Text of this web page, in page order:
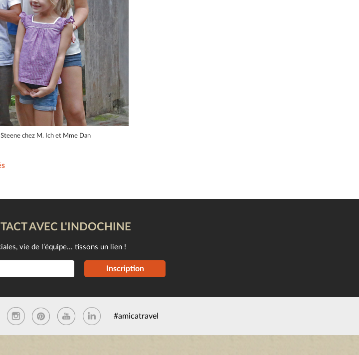
chez M. Ich et Mme Dan
AVEC L'INDOCHINE
vie de l’équipe... tissons un lien !
Inscription
#amicatravel